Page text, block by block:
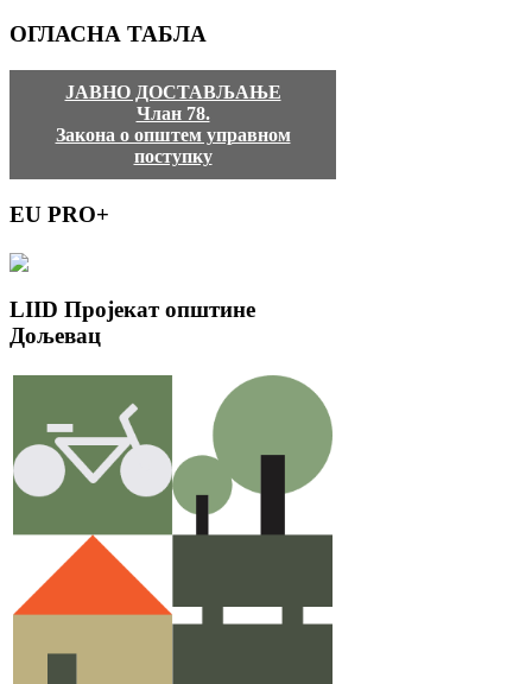
ОГЛАСНА ТАБЛА
ЈАВНО ДОСТАВЉАЊЕ
Члан 78.
Закона о општем управном
поступку
EU PRO+
LIID Пројекат општине
Дољевац